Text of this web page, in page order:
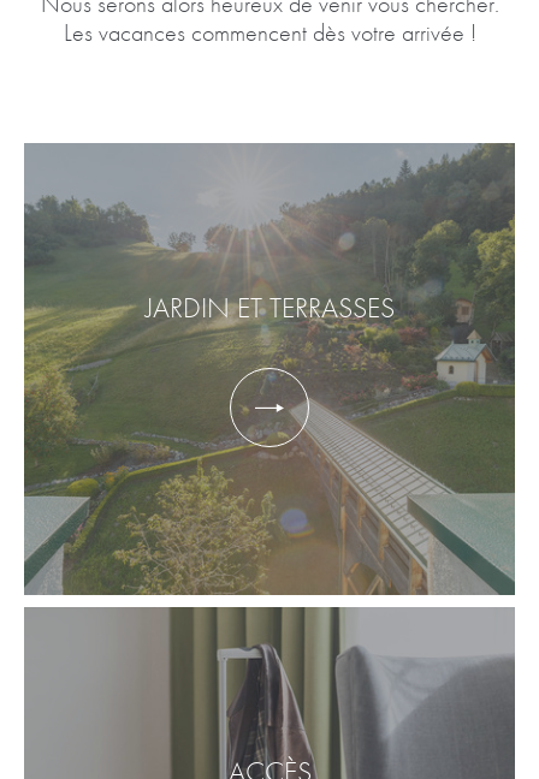
Les vacances commencent dès votre arrivée !
JARDIN ET TERRASSES
ACCÈS